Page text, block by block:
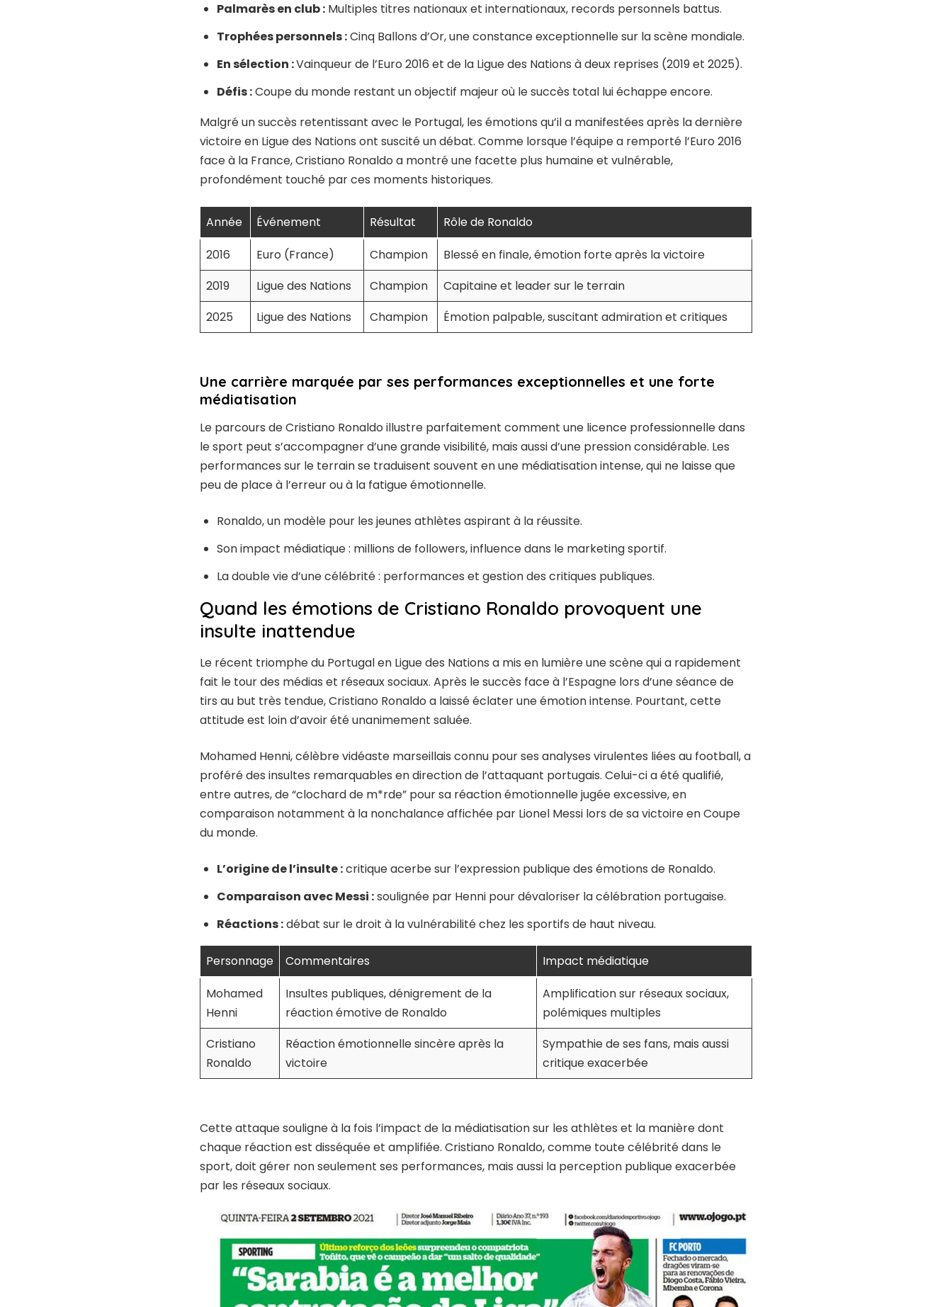
Palmarès en club : Multiples titres nationaux et internationaux, records personnels battus.
Trophées personnels :Cinq Ballons d’Or, une constance exceptionnelle sur la scène mondiale.
En sélection :Vainqueur de l’Euro 2016 et de la Ligue des Nations à deux reprises (2019 et 2025).
Défis :Coupe du monde restant un objectif majeur où le succès total lui échappe encore.
Malgré un succès retentissant avec le Portugal, les émotions qu’il a manifestées après la dernière
victoire en Ligue des Nations ont suscité un débat. Comme lorsque l’équipe a remporté l’Euro 2016
face à la France, Cristiano Ronaldo a montré une facette plus humaine et vulnérable,
profondément touché par ces moments historiques.
Année Événement Résultat
Rôle de Ronaldo
2016
Euro (France) Champion
Blessé en finale, émotion forte après la victoire
2019
Ligue des Nations Champion
Capitaine et leader sur le terrain
2025
Ligue des Nations Champion Émotion palpable, suscitant admiration et critiques
Une carrière marquée par ses performances exceptionnelles et une forte
médiatisation
Le parcours de Cristiano Ronaldo illustre parfaitement comment une licence professionnelle dans
le sport peut s’accompagner d’une grande visibilité, mais aussi d’une pression considérable. Les
performances sur le terrain se traduisent souvent en une médiatisation intense, qui ne laisse que
peu de place à l’erreur ou à la fatigue émotionnelle.
Ronaldo, un modèle pour les jeunes athlètes aspirant à la réussite.
Son impact médiatique : millions de followers, influence dans le marketing sportif.
La double vie d’une célébrité : performances et gestion des critiques publiques.
Quand les émotions de Cristiano Ronaldo provoquent une
insulte inattendue
Le récent triomphe du Portugal en Ligue des Nations a mis en lumière une scène qui a rapidement
fait le tour des médias et réseaux sociaux. Après le succès face à l’Espagne lors d’une séance de
tirs au but très tendue, Cristiano Ronaldo a laissé éclater une émotion intense. Pourtant, cette
attitude est loin d’avoir été unanimement saluée.
Mohamed Henni, célèbre vidéaste marseillais connu pour ses analyses virulentes liées au football, a
proféré des insultes remarquables en direction de l’attaquant portugais. Celui-ci a été qualifié,
entre autres, de “clochard de m*rde” pour sa réaction émotionnelle jugée excessive, en
comparaison notamment à la nonchalance affichée par Lionel Messi lors de sa victoire en Coupe
du monde.
L’origine de l’insulte :critique acerbe sur l’expression publique des émotions de Ronaldo.
Comparaison avec Messi :soulignée par Henni pour dévaloriser la célébration portugaise.
Réactions :débat sur le droit à la vulnérabilité chez les sportifs de haut niveau.
Personnage Commentaires
Impact médiatique
Mohamed
Henni
Insultes publiques, dénigrement de la
réaction émotive de Ronaldo
Amplification sur réseaux sociaux,
polémiques multiples
Cristiano
Ronaldo
Réaction émotionnelle sincère après la
victoire
Sympathie de ses fans, mais aussi
critique exacerbée
Cette attaque souligne à la fois l’impact de la médiatisation sur les athlètes et la manière dont
chaque réaction est disséquée et amplifiée. Cristiano Ronaldo, comme toute célébrité dans le
sport, doit gérer non seulement ses performances, mais aussi la perception publique exacerbée
par les réseaux sociaux.